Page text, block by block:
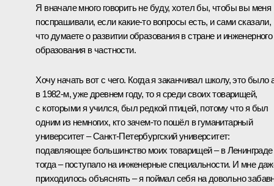
Я вначале много говорить не буду, хотел бы, чтобы вы меня
поспрашивали, если какие‑то вопросы есть, и сами сказали,
что думаете о развитии образования в стране и инженерного
образования в частности.
Хочу начать вот с чего. Когда я заканчивал школу, это было
в 1982-м, уже древнем году, то я среди своих товарищей,
с которыми я учился, был редкой птицей, потому что я был
одним из немногих, кто зачем‑то пошёл в гуманитарный
университет – Санкт-Петербургский университет:
подавляющее большинство моих товарищей – в Ленинграде
тогда – поступало на инженерные специальности. И мне
приходилось объяснять – я поймал себя на довольно